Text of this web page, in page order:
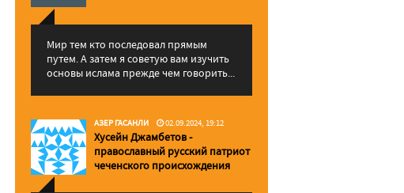
Мир тем кто последовал прямым
путем. А затем я советую вам изучить
основы ислама прежде чем говорить...
АЗЕР ГАСАНЛИ 02.09.2024, 19:12
Хусейн Джамбетов -
православный русский патриот
чеченского происхождения